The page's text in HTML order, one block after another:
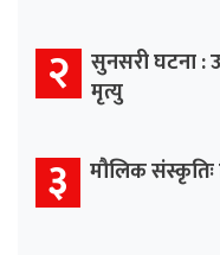
२ सुनसरी घटना :
मृत्यु
३ मौलिक